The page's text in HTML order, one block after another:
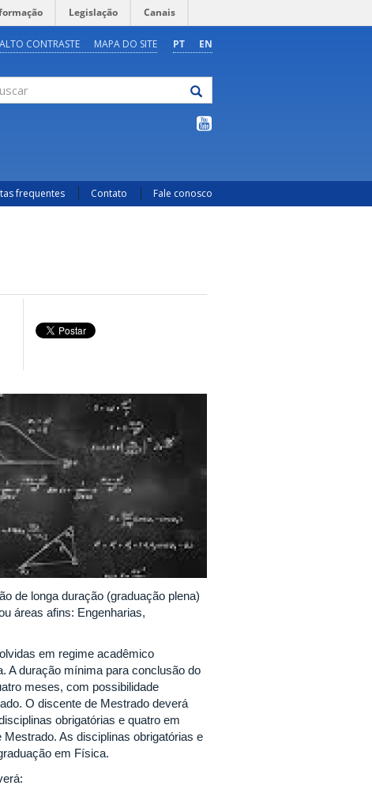
Legislação Canais
PT EN
ALTO CONTRASTE MAPA DO SITE
frequentes Contato Fale conosco
de longa duração (graduação plena)
áreas afins: Engenharias,
em regime acadêmico
A duração mínima para conclusão do
meses, com possibilidade
O discente de Mestrado deverá
obrigatórias e quatro em
As disciplinas obrigatórias e
em Física.